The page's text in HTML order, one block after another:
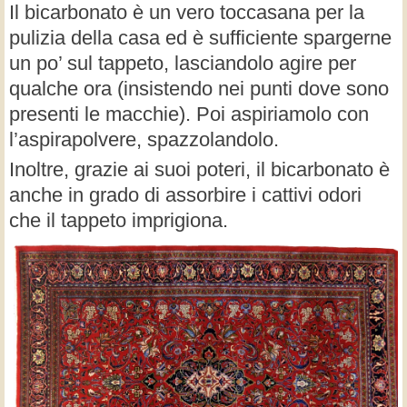
Il bicarbonato è un vero toccasana per la
pulizia della casa ed è sufficiente spargerne
un po’ sul tappeto, lasciandolo agire per
qualche ora (insistendo nei punti dove sono
presenti le macchie). Poi aspiriamolo con
l’aspirapolvere, spazzolandolo.
Inoltre, grazie ai suoi poteri, il bicarbonato è
anche in grado di assorbire i cattivi odori
che il tappeto imprigiona.